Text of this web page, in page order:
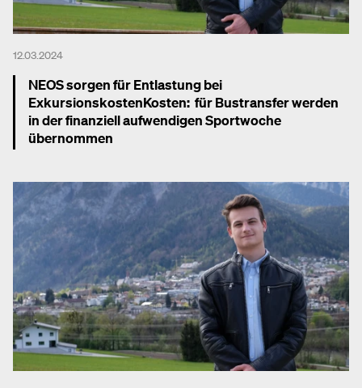
12.03.2024
NEOS sorgen für Entlastung bei
ExkursionskostenKosten: für Bustransfer werden
in der finanziell aufwendigen Sportwoche
übernommen